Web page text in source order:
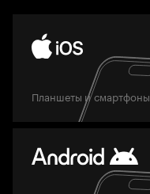
Планшеты и смартфоны